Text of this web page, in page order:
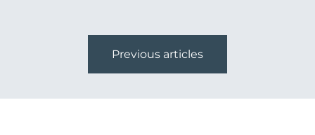
Previous articles